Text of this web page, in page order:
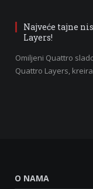
Najveće tajne
Layers!
Omiljeni Quattro
Quattro Layers,
O NAMA